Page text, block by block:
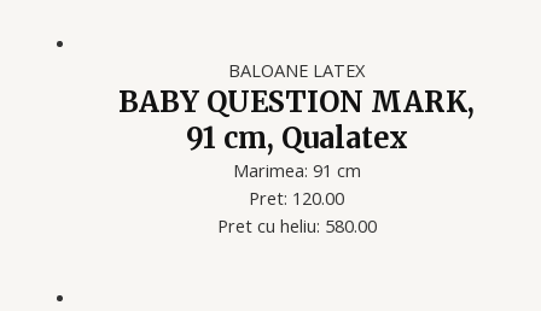
BALOANE LATEX
BABY QUESTION MARK,
91 cm, Qualatex
Marimea: 91 cm
Pret: 120.00
Pret cu heliu: 580.00